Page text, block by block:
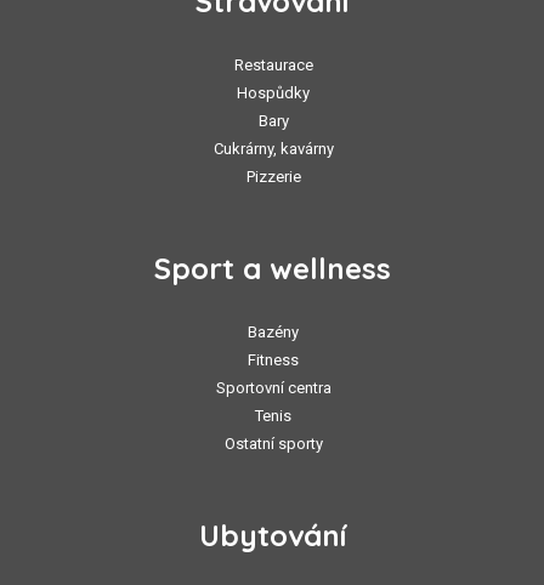
Restaurace
Hospůdky
Bary
Cukrárny, kavárny
Pizzerie
Sport a wellness
Bazény
Fitness
Sportovní centra
Tenis
Ostatní sporty
Ubytování